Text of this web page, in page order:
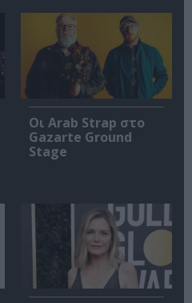
Οι Arab Strap στο
Gazarte Ground
Stage